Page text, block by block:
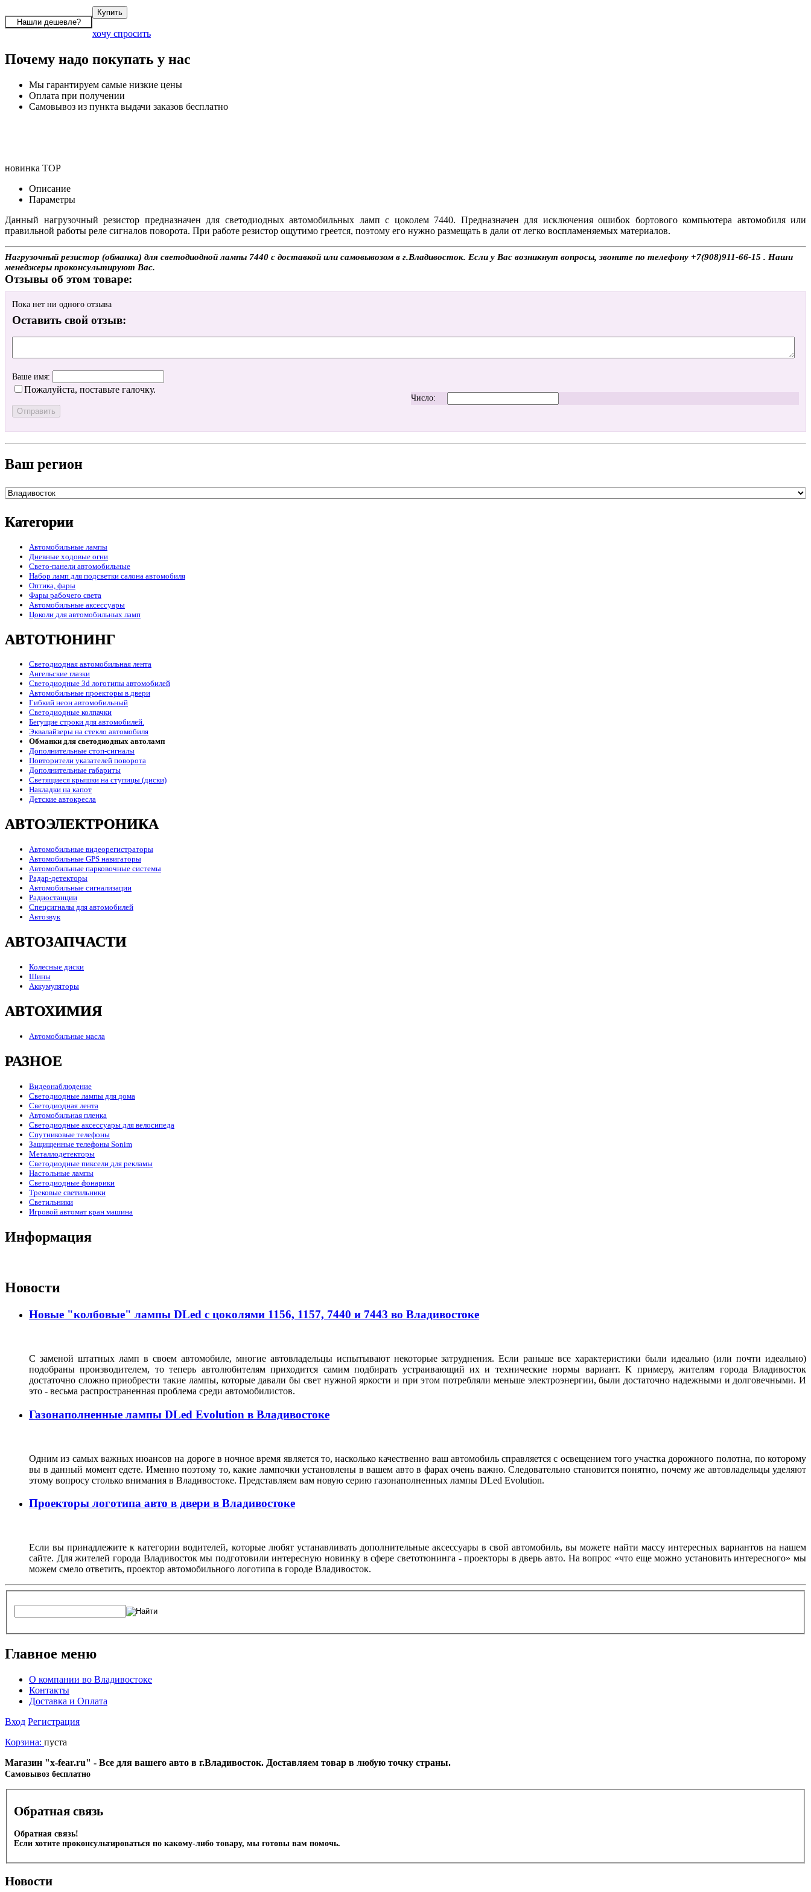
хочу спросить
Почему надо покупать у нас
Мы гарантируем самые низкие цены
Оплата при получении
Самовывоз из пункта выдачи заказов бесплатно
новинка TOP
Описание
Параметры
Данный нагрузочный резистор предназначен для светодиодных автомобильных ламп с цоколем 7440. Предназначен для исключения ошибок бортового компьютера автомобиля или
правильной работы реле сигналов поворота. При работе резистор ощутимо греется, поэтому его нужно размещать в дали от легко воспламеняемых материалов.
Нагрузочный резистор (обманка) для светодиодной лампы 7440 с доставкой или самовывозом в г.Владивосток. Если у Вас возникнут вопросы, звоните по телефону +7(908)911-66-15 . Наши
менеджеры проконсультируют Вас.
Отзывы об этом товаре:
Пока нет ни одного отзыва
Оставить свой отзыв:
Ваше имя:
Пожалуйста, поставьте галочку.
Число:
Ваш регион
Категории
Автомобильные лампы
Дневные ходовые огни
Свето-панели автомобильные
Набор ламп для подсветки салона автомобиля
Оптика, фары
Фары рабочего света
Автомобильные аксессуары
Цоколи для автомобильных ламп
АВТОТЮНИНГ
Светодиодная автомобильная лента
Ангельские глазки
Светодиодные 3d логотипы автомобилей
Автомобильные проекторы в двери
Гибкий неон автомобильный
Светодиодные колпачки
Бегущие строки для автомобилей.
Эквалайзеры на стекло автомобиля
Обманки для светодиодных автоламп
Дополнительные стоп-сигналы
Повторители указателей поворота
Дополнительные габариты
Светящиеся крышки на ступицы (диски)
Накладки на капот
Детские автокресла
АВТОЭЛЕКТРОНИКА
Автомобильные видеорегистраторы
Автомобильные GPS навигаторы
Автомобильные парковочные системы
Радар-детекторы
Автомобильные сигнализации
Радиостанции
Спецсигналы для автомобилей
Автозвук
АВТОЗАПЧАСТИ
Колесные диски
Шины
Аккумуляторы
АВТОХИМИЯ
Автомобильные масла
РАЗНОЕ
Видеонаблюдение
Светодиодные лампы для дома
Светодиодная лента
Автомобильная пленка
Светодиодные аксессуары для велосипеда
Спутниковые телефоны
Защищенные телефоны Sonim
Металлодетекторы
Светодиодные пиксели для рекламы
Настольные лампы
Светодиодные фонарики
Трековые светильники
Светильники
Игровой автомат кран машина
Информация
Новости
Новые "колбовые" лампы DLed с цоколями 1156, 1157, 7440 и 7443 во Владивостоке
С заменой штатных ламп в своем автомобиле, многие автовладельцы испытывают некоторые затруднения. Если раньше все характеристики были идеально (или почти идеально)
подобраны производителем, то теперь автолюбителям приходится самим подбирать устраивающий их и технические нормы вариант. К примеру, жителям города Владивосток
достаточно сложно приобрести такие лампы, которые давали бы свет нужной яркости и при этом потребляли меньше электроэнергии, были достаточно надежными и долговечными. И
это - весьма распространенная проблема среди автомобилистов.
Газонаполненные лампы DLed Evolution в Владивостоке
Одним из самых важных нюансов на дороге в ночное время является то, насколько качественно ваш автомобиль справляется с освещением того участка дорожного полотна, по которому
вы в данный момент едете. Именно поэтому то, какие лампочки установлены в вашем авто в фарах очень важно. Следовательно становится понятно, почему же автовладельцы уделяют
этому вопросу столько внимания в Владивостоке. Представляем вам новую серию газонаполненных лампы DLed Evolution.
Проекторы логотипа авто в двери в Владивостоке
Если вы принадлежите к категории водителей, которые любят устанавливать дополнительные аксессуары в свой автомобиль, вы можете найти массу интересных вариантов на нашем
сайте. Для жителей города Владивосток мы подготовили интересную новинку в сфере светотюнинга - проекторы в дверь авто. На вопрос «что еще можно установить интересного» мы
можем смело ответить, проектор автомобильного логотипа в городе Владивосток.
Главное меню
О компании во Владивостоке
Контакты
Доставка и Оплата
Вход Регистрация
Корзина: пуста
Магазин "x-fear.ru" - Все для вашего авто в г.Владивосток. Доставляем товар в любую точку страны.
Cамовывоз бесплатно
Обратная связь
Обратная связь!
Если хотите проконсультироваться по какому-либо товару, мы готовы вам помочь.
Новости